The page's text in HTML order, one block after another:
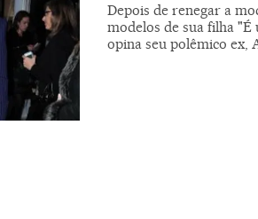
Depois de renegar a
modelos de sua filha "É
opina seu polêmico ex,